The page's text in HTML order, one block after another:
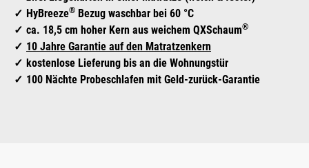
HyBreeze® Bezug waschbar bei 60 °C
ca. 18,5 cm hoher Kern aus weichem QXSchaum®
10 Jahre Garantie auf den Matratzenkern
kostenlose Lieferung bis an die Wohnungstür
100 Nächte Probeschlafen mit Geld-zurück-Garantie